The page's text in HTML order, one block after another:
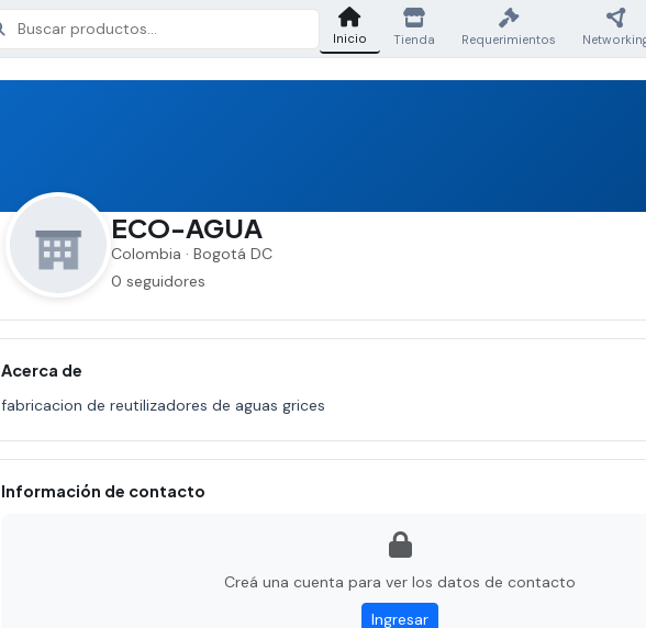
Inicio Tienda Requerimientos
ECO-AGUA
Colombia · Bogotá DC
0 seguidores
Acerca de
fabricacion de reutilizadores de aguas grices
Información de contacto
Creá una cuenta para ver los datos de contacto
Ingresar